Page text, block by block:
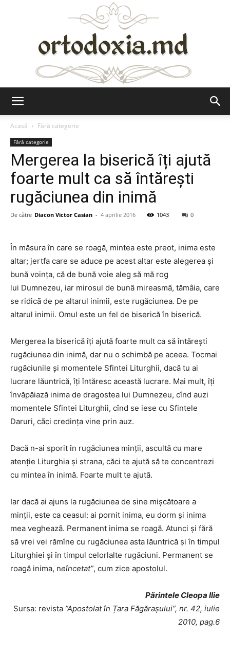
Acasă
Fără categorie
Fără categorie
Mergerea la biserică îți ajută
foarte mult ca să întărești
rugăciunea din inimă
De către Diacon Victor Casian - 4 aprilie 2016 1043 0
În măsura în care se roagă, mintea este preot, inima este
altar; jertfa care se aduce pe acest altar este alegerea și
bună voința, că de bună voie aleg să mă rog
lui Dumnezeu, iar mirosul de bunã mireasmã, tămâia, care
se ridicã de pe altarul inimii, este rugăciunea. De pe
altarul inimii. Omul este un fel de biserică în biserică.
Mergerea la biserică îți ajută foarte mult ca să întărești
rugăciunea din inimă, dar nu o schimbă pe aceea. Tocmai
rugăciunile și momentele Sfintei Liturghii, dacă tu ai
lucrare lăuntrică, îți întăresc această lucrare. Mai mult, îți
învăpăiază inima de dragostea lui Dumnezeu, cînd auzi
momentele Sfintei Liturghii, cînd se iese cu Sfintele
Daruri, cãci credința vine prin auz.
Dacă n-ai sporit în rugăciunea minții, ascultă cu mare
atenție Liturghia și strana, căci te ajută să te concentrezi
cu mintea în inimă. Foarte mult te ajută.
Iar dacă ai ajuns la rugăciunea de sine mișcătoare a
minții, este ca ceasul: ai pornit inima, eu dorm și inima
mea vegheazã. Permanent inima se roagă. Atunci și fără
să vrei vei rămîne cu rugăciunea asta lăuntrică și în timpul
Liturghiei și în timpul celorlalte rugăciuni. Permanent se
roagă inima, neîncetat”, cum zice apostolul.
Părintele Cleopa Ilie
Sursa: revista ”Apostolat în Țara Făgărașului”, nr. 42, iulie
2010, pag.6